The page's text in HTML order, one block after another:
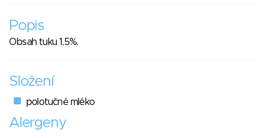
Popis
Obsah tuku 1,5%.
Složení
polotučné mléko
Alergeny